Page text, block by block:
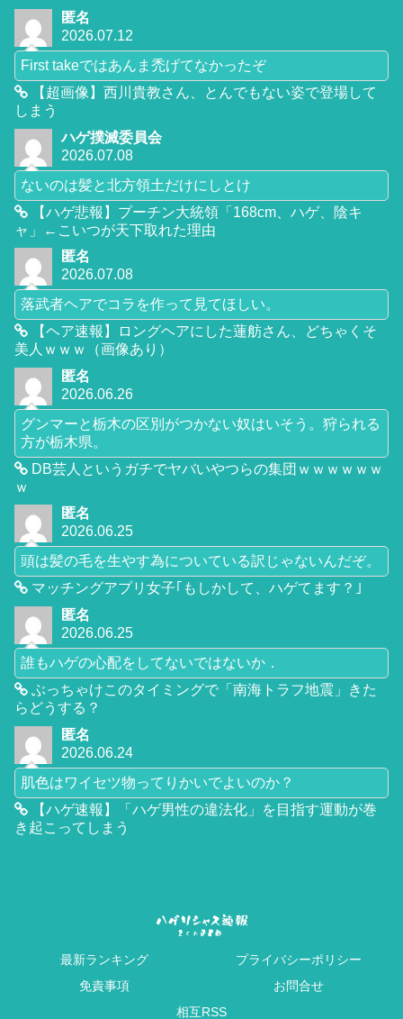
匿名
2026.07.12
First takeではあんま禿げてなかったぞ
【超画像】西川貴教さん、とんでもない姿で登場して
しまう
ハゲ撲滅委員会
2026.07.08
ないのは髪と北方領土だけにしとけ
【ハゲ悲報】プーチン大統領「168cm、ハゲ、陰キ
ャ」←こいつが天下取れた理由
匿名
2026.07.08
落武者ヘアでコラを作って見てほしい。
【ヘア速報】ロングヘアにした蓮舫さん、どちゃくそ
美人ｗｗｗ（画像あり）
匿名
2026.06.26
グンマーと栃木の区別がつかない奴はいそう。狩られる
方が栃木県。
DB芸人というガチでヤバいやつらの集団ｗｗｗｗｗｗ
ｗ
匿名
2026.06.25
頭は髪の毛を生やす為についている訳じゃないんだぞ。
マッチングアプリ女子｢もしかして、ハゲてます？｣
匿名
2026.06.25
誰もハゲの心配をしてないではないか．
ぶっちゃけこのタイミングで「南海トラフ地震」きた
らどうする？
匿名
2026.06.24
肌色はワイセツ物ってりかいでよいのか？
【ハゲ速報】「ハゲ男性の違法化」を目指す運動が巻
き起こってしまう
最新ランキング
プライバシーポリシー
免責事項
お問合せ
相互RSS